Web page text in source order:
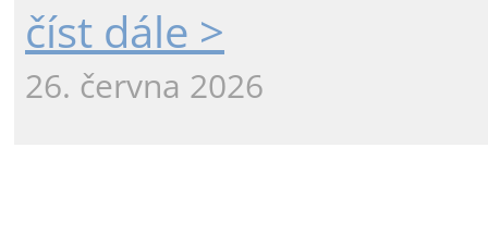
číst dále >
26. června 2026